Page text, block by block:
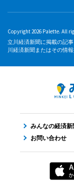
Copyright 2026 Palette. All
立川経済新聞に掲載の記
川経済新聞またはその情
みんなの経済
お問い合わせ